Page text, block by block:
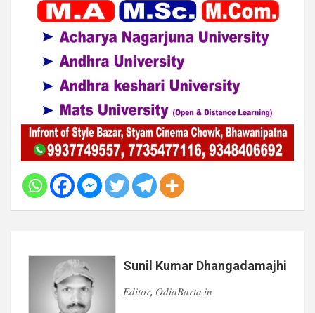
Sunil Kumar Dhangadamajhi
𝐸𝑑𝑖𝑡𝑜𝑟, 𝑂𝑑𝑖𝑎𝐵𝑎𝑟𝑡𝑎.𝑖𝑛